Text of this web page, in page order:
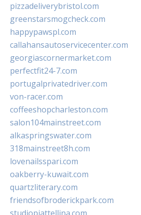
pizzadeliverybristol.com
greenstarsmogcheck.com
happypawspl.com
callahansautoservicecenter.com
georgiascornermarket.com
perfectfit24-7.com
portugalprivatedriver.com
von-racer.com
coffeeshopcharleston.com
salon104mainstreet.com
alkaspringswater.com
318mainstreet8h.com
lovenailsspari.com
oakberry-kuwait.com
quartzliterary.com
friendsofbroderickpark.com